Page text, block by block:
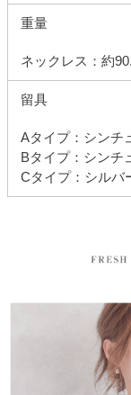
重量
ネックレス：約
留具
Aタイプ：シンチ
Bタイプ：シンチ
Cタイプ：シルバ